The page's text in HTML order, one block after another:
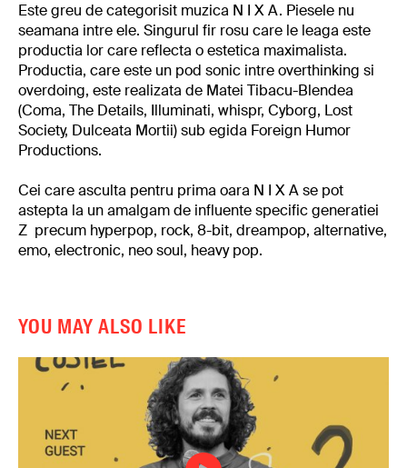
Este greu de categorisit muzica N I X A. Piesele nu
seamana intre ele. Singurul fir rosu care le leaga este
productia lor care reflecta o estetica maximalista.
Productia, care este un pod sonic intre overthinking si
overdoing, este realizata de Matei Tibacu-Blendea
(Coma, The Details, Illuminati, whispr, Cyborg, Lost
Society, Dulceata Mortii) sub egida Foreign Humor
Productions.
Cei care asculta pentru prima oara N I X A se pot
astepta la un amalgam de influente specific generatiei
Z precum hyperpop, rock, 8-bit, dreampop, alternative,
emo, electronic, neo soul, heavy pop.
YOU MAY ALSO LIKE